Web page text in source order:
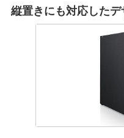
縦置きにも対応した